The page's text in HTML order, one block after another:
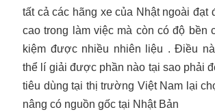
tất cả các hãng xe của Nhật ngoài đạt
cao trong làm việc mà còn có độ bền
kiệm được nhiều nhiên liệu . Điều
thể lí giải được phần nào tại sao phải
tiêu dùng tại thị trường Việt Nam lại
nâng có nguồn gốc tại Nhật Bản